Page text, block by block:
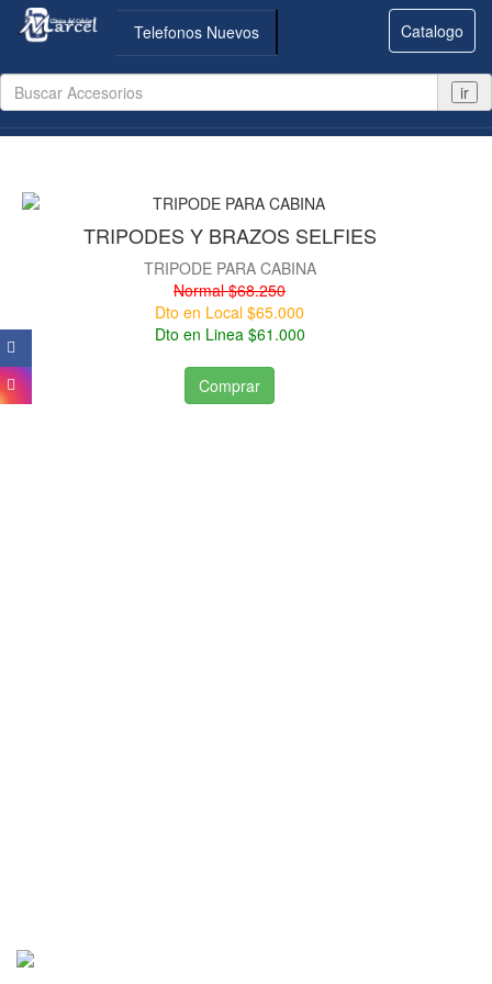
Telefonos Nuevos Catalogo
ir
TRIPODES Y BRAZOS SELFIES
TRIPODE PARA CABINA
Normal $68.250
Dto en Local $65.000
Dto en Linea $61.000